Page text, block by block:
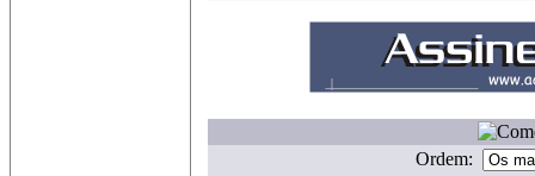
Ordem: